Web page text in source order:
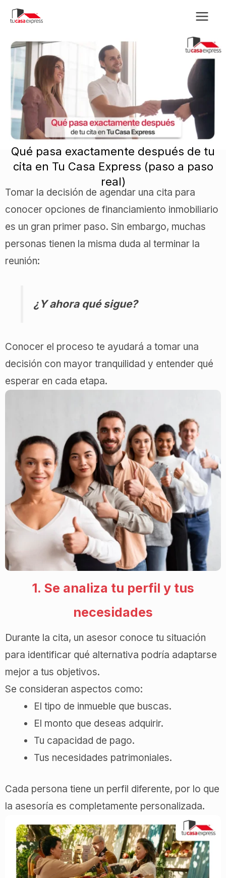
Qué pasa exactamente después de tu
cita en Tu Casa Express (paso a paso
real)
Tomar la decisión de agendar una cita para
conocer opciones de financiamiento inmobiliario
es un gran primer paso. Sin embargo, muchas
personas tienen la misma duda al terminar la
reunión:
¿Y ahora qué sigue?
Conocer el proceso te ayudará a tomar una
decisión con mayor tranquilidad y entender qué
esperar en cada etapa.
1. Se analiza tu perfil y tus
necesidades
Durante la cita, un asesor conoce tu situación
para identificar qué alternativa podría adaptarse
mejor a tus objetivos.
Se consideran aspectos como:
El tipo de inmueble que buscas.
El monto que deseas adquirir.
Tu capacidad de pago.
Tus necesidades patrimoniales.
Cada persona tiene un perfil diferente, por lo que
la asesoría es completamente personalizada.